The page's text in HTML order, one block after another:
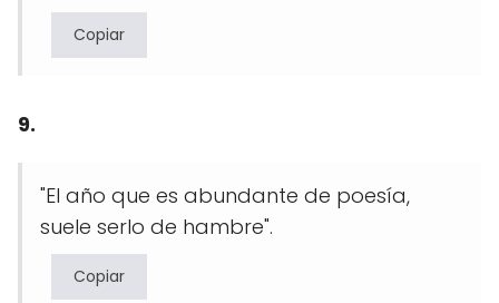
Copiar
9.
"El año que es abundante de poesía,
suele serlo de hambre".
Copiar